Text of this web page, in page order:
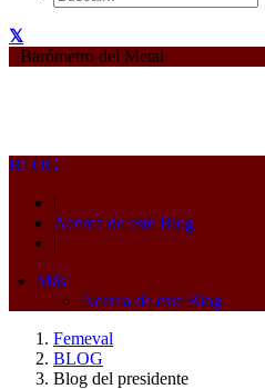
Barómetro del Metal
BLOG
|
Acerca de este Blog
|
Más
Acerca de este Blog
Femeval
BLOG
Blog del presidente